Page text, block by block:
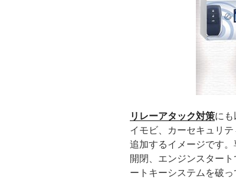
リレーアタック対策に
イモビ、カーセキュリ
追加するイメージです
開閉、エンジンスター
ートキーシステムを破っ